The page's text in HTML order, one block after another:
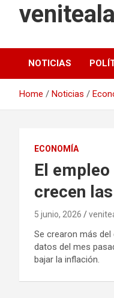
NOTICIAS
Home Noticias
ECONOMÍA
El
crecen
5 junio, 2026
Se crearon más
datos del mes
bajar la inflación.